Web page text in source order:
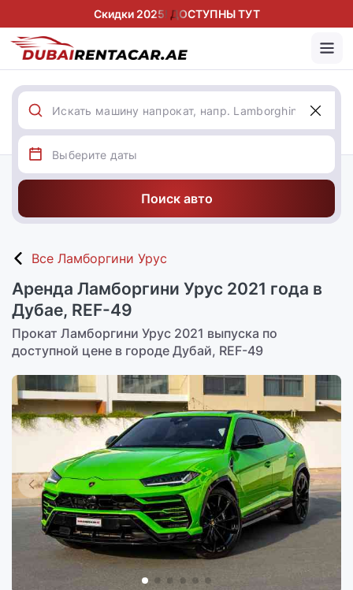
Скидки 2025! ДОСТУПНЫ ТУТ
Поиск авто
Все Ламборгини Урус
Аренда Ламборгини Урус 2021 года в
Дубае, REF-49
Прокат Ламборгини Урус 2021 выпуска по
доступной цене в городе Дубай, REF-49